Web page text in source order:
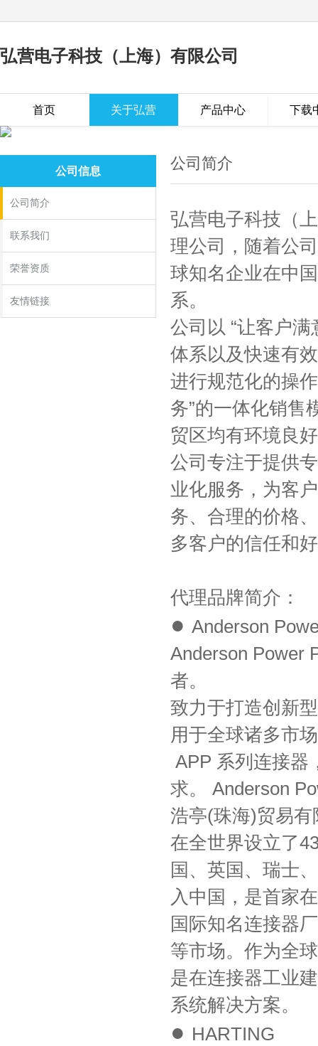
弘营电子科技（上海）有限公司
首页 关于弘营 产品中心 下载
公司信息
公司简介
联系我们
荣誉资质
友情链接
公司简介
弘营电子科技（
理公司，随着公
球知名企业在中
系。
公司以 “让客户
体系以及快速有
进行规范化的操
务”的一体化销售
贸区均有环境良
公司专注于提供
业化服务，为客
务、合理的价格
多客户的信任和
代理品牌简介：
● Anderson
Anderson Power
者。
致力于打造创新
用于全球诸多市
APP 系列连接器
求。 Anderson
浩亭(珠海)贸易
在全世界设立了
国、英国、瑞士
入中国，是首家
国际知名连接器
等市场。作为全
是在连接器工业
系统解决方案。
● HARTING